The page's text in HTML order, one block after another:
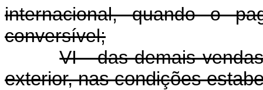
internacional, quando o
conversível;
VI - das demais
exterior, nas condições